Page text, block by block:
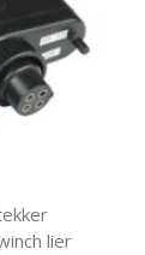
lier